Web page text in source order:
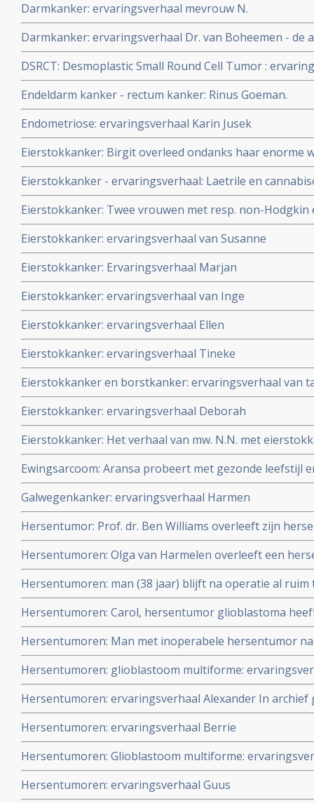
Darmkanker: ervaringsverhaal mevrouw N.
Darmkanker: ervaringsverhaal Dr. van Boheemen - de
DSRCT: Desmoplastic Small Round Cell Tumor :
Endeldarm kanker - rectum kanker: Rinus Goeman.
Endometriose: ervaringsverhaal Karin Jusek
Eierstokkanker: Birgit overleed ondanks haar enorme
haar man en familie en aanvullende behandelingen
standaardbehandelingen veel te jong
Eierstokkanker - ervaringsverhaal: Laetrile en
alle tumoren nagenoeg verdwijnen bij 81 jarige vrouw
sereus eierstokkanker. Na 20 maanden klinisch
Eierstokkanker: Twee vrouwen met resp. non-
bewust voor geen chemo maar gezonde leefwijze, het
beiden in totale remissie. Lees hun verhaal dat
Eierstokkanker: ervaringsverhaal van Susanne
Eierstokkanker: Ervaringsverhaal Marjan
Eierstokkanker: ervaringsverhaal van Inge
Eierstokkanker: ervaringsverhaal Ellen
Eierstokkanker: ervaringsverhaal Tineke
Eierstokkanker en borstkanker: ervaringsverhaal van
Eierstokkanker: ervaringsverhaal Deborah
Eierstokkanker: Het verhaal van mw. N.N. met
de zomer van 2004.
Ewingsarcoom: Aransa probeert met gezonde leefstijl
aanpak haar kanker onder controle te houden.
Galwegenkanker: ervaringsverhaal Harmen
Hersentumor: Prof. dr. Ben Williams overleeft zijn
combinatie van reguliere aanpak plus aanvullende
Hersentumoren: Olga van Harmelen overleeft een
- cannabisolie na recidief na falen van
Hersentumoren: man (38 jaar) blijft na operatie al ruim
een glioblastoma door standaard behandeling van
aanvullend onder begeleiding een kytogeen dieet en
Hersentumoren: Carol, hersentumor glioblastoma
met nivolumab plus Avastin - bevacizumab nadat
Hersentumoren: Man met inoperabele hersentumor
hyperthermie inmiddels ruim 12,5 jaar klinisch
Hersentumoren: glioblastoom multiforme:
Hersentumoren: ervaringsverhaal Alexander In archief
Hersentumoren: ervaringsverhaal Berrie
Hersentumoren: Glioblastoom multiforme:
Hersentumoren: ervaringsverhaal Guus